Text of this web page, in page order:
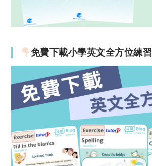
免費下載小學英文全方位練習